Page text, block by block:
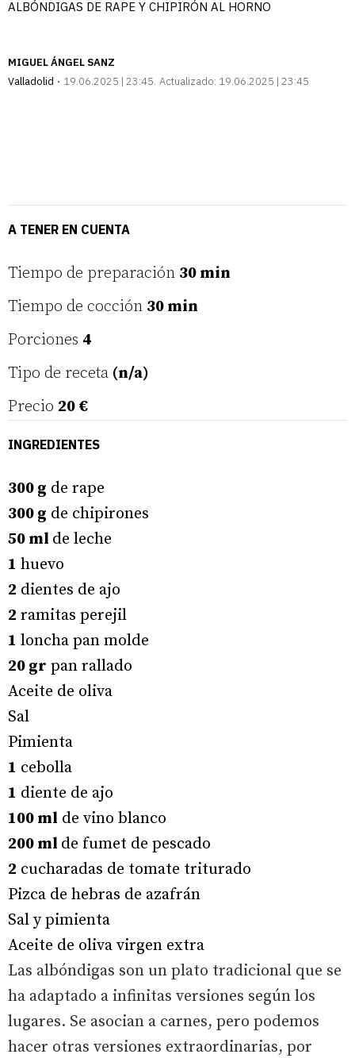
ALBÓNDIGAS DE RAPE Y CHIPIRÓN AL HORNO
MIGUEL ÁNGEL SANZ
Valladolid
19.06.2025 | 23:45 Actualizado: 19.06.2025 | 23:45
A TENER EN CUENTA
Tiempo de preparación 30 min
Tiempo de cocción 30 min
Porciones 4
Tipo de receta (n/a)
Precio 20 €
INGREDIENTES
300 g de rape
300 g de chipirones
50 ml de leche
1 huevo
2 dientes de ajo
2 ramitas perejil
1 loncha pan molde
20 gr pan rallado
Aceite de oliva
Sal
Pimienta
1 cebolla
1 diente de ajo
100 ml de vino blanco
200 ml de fumet de pescado
2 cucharadas de tomate triturado
Pizca de hebras de azafrán
Sal y pimienta
Aceite de oliva virgen extra
Las albóndigas son un plato tradicional que se
ha adaptado a infinitas versiones según los
lugares. Se asocian a carnes, pero podemos
hacer otras versiones extraordinarias, por